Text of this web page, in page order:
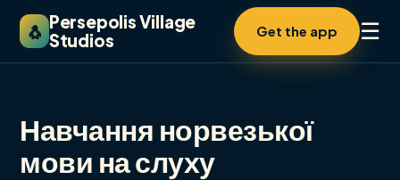
🐧 Persepolis Village
Studios
Get the app ☰
Навчання норвезької
мови на слуху